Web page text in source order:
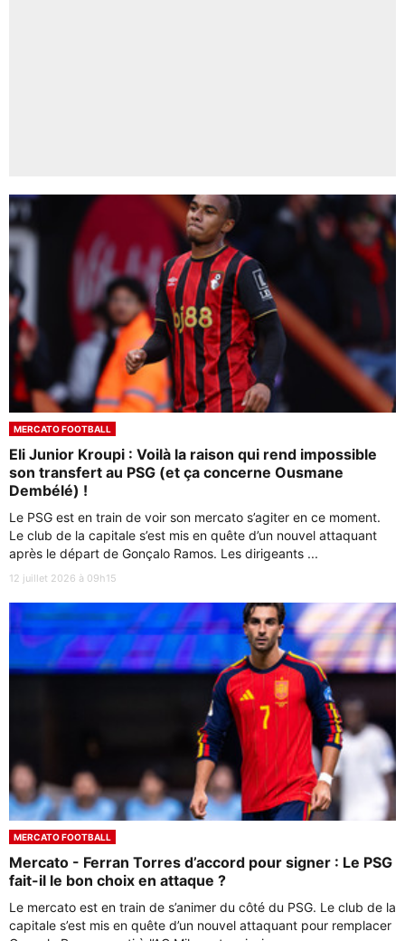
MERCATO FOOTBALL
Eli Junior Kroupi : Voilà la raison qui rend impossible
son transfert au PSG (et ça concerne Ousmane
Dembélé) !
Le PSG est en train de voir son mercato s’agiter en ce moment.
Le club de la capitale s’est mis en quête d’un nouvel attaquant
après le départ de Gonçalo Ramos. Les dirigeants ...
12 juillet 2026 à 09h15
MERCATO FOOTBALL
Mercato - Ferran Torres d’accord pour signer : Le PSG
fait-il le bon choix en attaque ?
Le mercato est en train de s’animer du côté du PSG. Le club de la
capitale s’est mis en quête d’un nouvel attaquant pour remplacer